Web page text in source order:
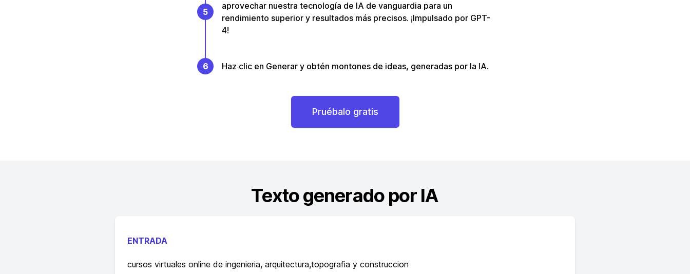
5
aprovechar nuestra tecnología de IA de vanguardia para un
rendimiento superior y resultados más precisos. ¡Impulsado por GPT-
4!
6 Haz clic en Generar y obtén montones de ideas, generadas por la IA.
Pruébalo gratis
Texto generado por IA
ENTRADA
cursos virtuales online de ingenieria, arquitectura,topografia y construccion